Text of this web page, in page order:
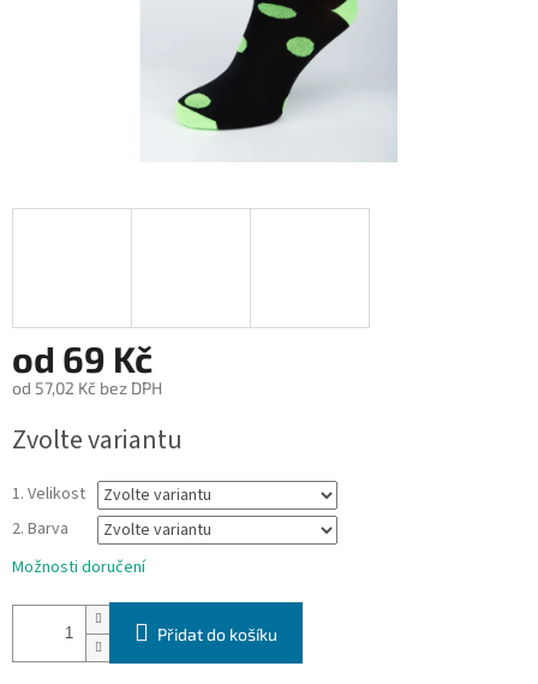
od 69 Kč
od 57,02 Kč bez DPH
cena:
Zvolte variantu
1. Velikost
2. Barva
Možnosti doručení
Přidat do košíku